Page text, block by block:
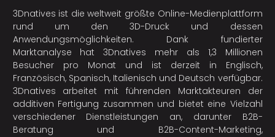
3Dnatives ist die weltweit größte Online-Medienplattform
rund um den 3D-Druck und dessen
Anwendungsmöglichkeiten. Dank fundierter
Marktanalyse hat 3Dnatives mehr als 1,3 Millionen
Besucher pro Monat und ist derzeit in Englisch,
Französisch, Spanisch, Italienisch und Deutsch verfügbar.
3Dnatives arbeitet mit führenden Marktakteuren der
additiven Fertigung zusammen und bietet eine Vielzahl
verschiedener Dienstleistungen an, darunter B2B-
Beratung und B2B-Content-Marketing,